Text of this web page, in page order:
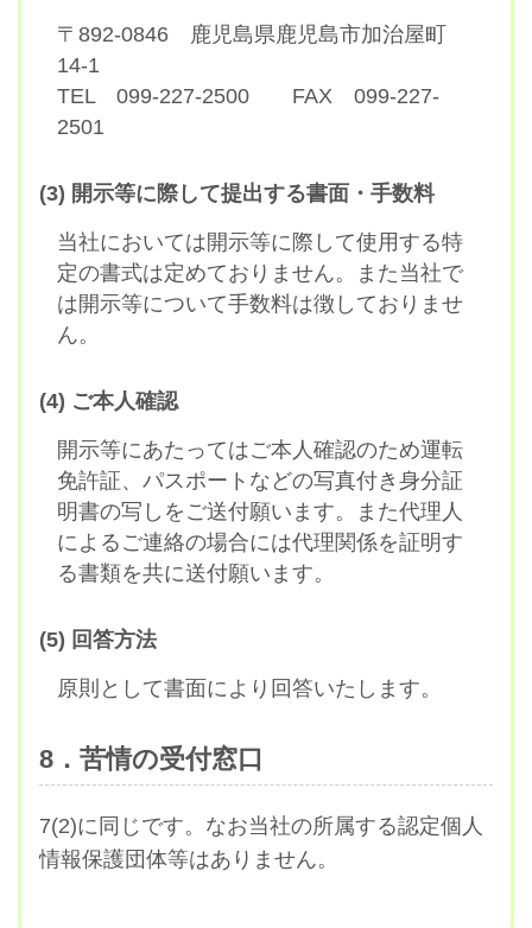
〒892-0846 鹿児島県鹿児島市加治屋町
14-1
TEL 099-227-2500 FAX 099-227-
2501
(3) 開示等に際して提出する書面・手数料
当社においては開示等に際して使用する特
定の書式は定めておりません。また当社で
は開示等について手数料は徴しておりませ
ん。
(4) ご本人確認
開示等にあたってはご本人確認のため運転
免許証、パスポートなどの写真付き身分証
明書の写しをご送付願います。また代理人
によるご連絡の場合には代理関係を証明す
る書類を共に送付願います。
(5) 回答方法
原則として書面により回答いたします。
8．苦情の受付窓口
7(2)に同じです。なお当社の所属する認定個人
情報保護団体等はありません。